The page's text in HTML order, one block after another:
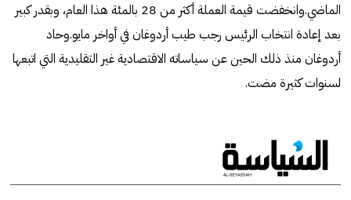
الماضي.وانخفضت قيمة العملة أكثر من 28 بالمئة هذا العام، وبقدر كبير
بعد إعادة انتخاب الرئيس رجب طيب أردوغان في أواخر مايو.وحاد
أردوغان منذ ذلك الحين عن سياساته الاقتصادية غير التقليدية التي اتبعها
لسنوات كثيرة مضت.